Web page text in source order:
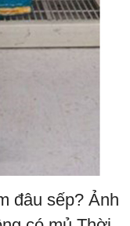
đâu sếp? Ảnh